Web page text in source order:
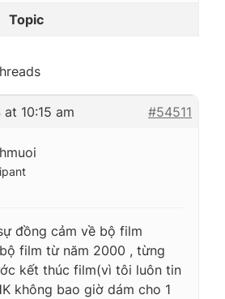
Topic
10:15 am #54511
đồng cảm về bộ film
film từ năm 2000 , từng
kết thúc film(vì tôi luôn tin
không bao giờ dám cho 1